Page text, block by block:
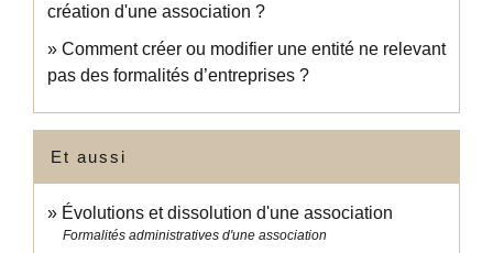
création d'une association ?
Comment créer ou modifier une entité ne relevant
pas des formalités d’entreprises ?
Et aussi
Évolutions et dissolution d'une association
Formalités administratives d'une association